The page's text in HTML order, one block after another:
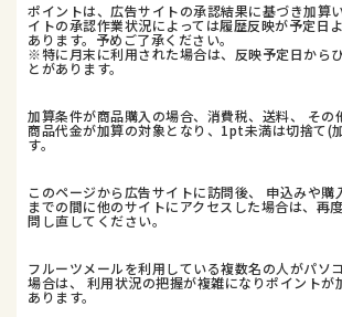
ポイントは、広告サイトの承認結果に基づき加算
イトの承認作業状況によっては履歴反映が予定日
あります。予めご了承ください。
※特に月末に利用された場合は、反映予定日から
とがあります。
加算条件が商品購入の場合、消費税、送料、 その
商品代金が加算の対象となり、1pt未満は切捨て(
す。
このページから広告サイトに訪問後、 申込みや購
までの間に他のサイトにアクセスした場合は、再
問し直してください。
フルーツメールを利用している複数名の人がパソ
場合は、 利用状況の把握が複雑になりポイントが
あります。